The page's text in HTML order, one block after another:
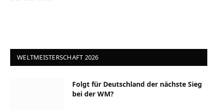
WELTMEISTERSCHAFT 2026
Folgt für Deutschland der nächste Sieg
bei der WM?